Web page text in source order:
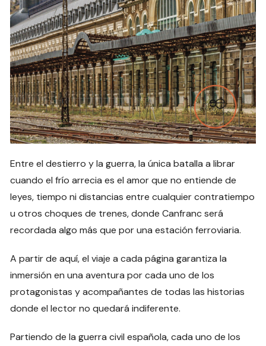
Entre el destierro y la guerra, la única batalla a librar
cuando el frío arrecia es el amor que no entiende de
leyes, tiempo ni distancias entre cualquier contratiempo
u otros choques de trenes, donde Canfranc será
recordada algo más que por una estación ferroviaria.
A partir de aquí, el viaje a cada página garantiza la
inmersión en una aventura por cada uno de los
protagonistas y acompañantes de todas las historias
donde el lector no quedará indiferente.
Partiendo de la guerra civil española, cada uno de los